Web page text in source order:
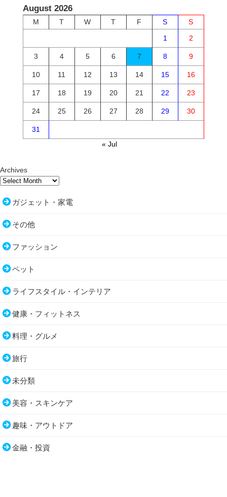
August 2026
M T W T F S
S
1
2
3 4 5 6 7 8 9
10 11 12 13 14 15 16
17 18 19 20 21 22 23
24 25 26 27 28 29 30
31
« Jul
Archives
ガジェット・家電
その他
ファッション
ペット
ライフスタイル・インテリア
健康・フィットネス
料理・グルメ
旅行
未分類
美容・スキンケア
趣味・アウトドア
金融・投資